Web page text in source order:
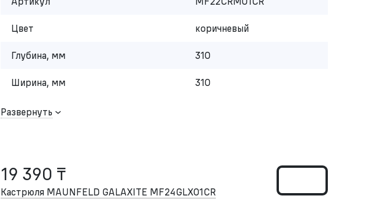
Цвет коричневый
Глубина, мм 310
Ширина, мм 310
Развернуть
19 390 ₸
Кастрюля MAUNFELD GALAXITE MF24GLX01CR